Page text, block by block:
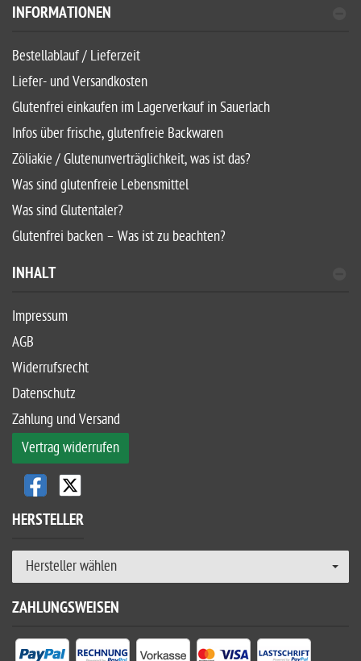
INFORMATIONEN
Bestellablauf / Lieferzeit
Liefer- und Versandkosten
Glutenfrei einkaufen im Lagerverkauf in Sauerlach
Infos über frische, glutenfreie Backwaren
Zöliakie / Glutenunverträglichkeit, was ist das?
Was sind glutenfreie Lebensmittel
Was sind Glutentaler?
Glutenfrei backen – Was ist zu beachten?
INHALT
Impressum
AGB
Widerrufsrecht
Datenschutz
Zahlung und Versand
Vertrag widerrufen
HERSTELLER
Hersteller wählen
ZAHLUNGSWEISEN